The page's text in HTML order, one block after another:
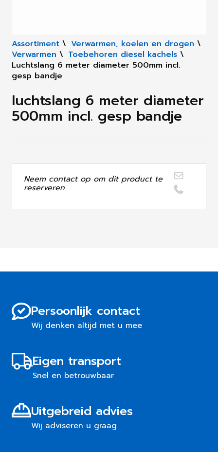
Assortiment \ Verwarmen, koelen en drogen \
Verwarmen \ Toebehoren diesel kachels \
Luchtslang 6 meter diameter 500mm incl.
gesp bandje
luchtslang 6 meter diameter
500mm incl. gesp bandje
Neem contact op om dit product te
reserveren
Persoonlijk contact
Wij denken altijd met u mee
Eigen transport
Snel en betrouwbaar
Uitgebreid advies
Wij adviseren u graag